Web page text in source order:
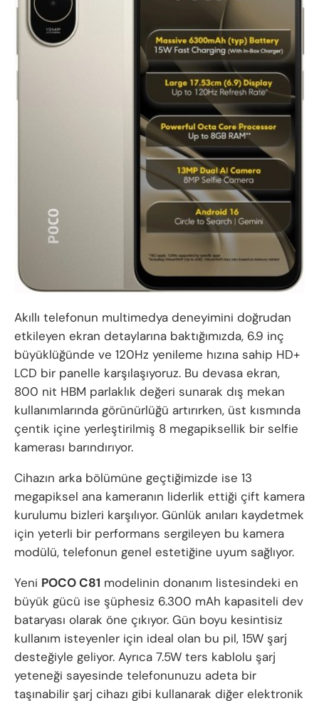
Akıllı telefonun multimedya deneyimini doğrudan
etkileyen ekran detaylarına baktığımızda, 6.9 inç
büyüklüğünde ve 120Hz yenileme hızına sahip HD+
LCD bir panelle karşılaşıyoruz. Bu devasa ekran,
800 nit HBM parlaklık değeri sunarak dış mekan
kullanımlarında görünürlüğü artırırken, üst kısmında
çentik içine yerleştirilmiş 8 megapiksellik bir selfie
kamerası barındırıyor.
Cihazın arka bölümüne geçtiğimizde ise 13
megapiksel ana kameranın liderlik ettiği çift kamera
kurulumu bizleri karşılıyor. Günlük anıları kaydetmek
için yeterli bir performans sergileyen bu kamera
modülü, telefonun genel estetiğine uyum sağlıyor.
Yeni POCO C81 modelinin donanım listesindeki en
büyük gücü ise şüphesiz 6.300 mAh kapasiteli dev
bataryası olarak öne çıkıyor. Gün boyu kesintisiz
kullanım isteyenler için ideal olan bu pil, 15W şarj
desteğiyle geliyor. Ayrıca 7.5W ters kablolu şarj
yeteneği sayesinde telefonunuzu adeta bir
taşınabilir şarj cihazı gibi kullanarak diğer elektronik